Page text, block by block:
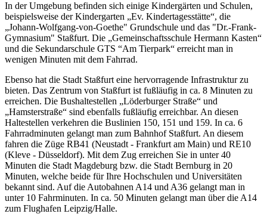
In der Umgebung befinden sich einige Kindergärten und Schulen,
beispielsweise der Kindergarten „Ev. Kindertagesstätte“, die
„Johann-Wolfgang-von-Goethe" Grundschule und das "Dr.-Frank-
Gymnasium" Staßfurt. Die „Gemeinschaftsschule Hermann Kasten“
und die Sekundarschule GTS “Am Tierpark“ erreicht man in
wenigen Minuten mit dem Fahrrad.
Ebenso hat die Stadt Staßfurt eine hervorragende Infrastruktur zu
bieten. Das Zentrum von Staßfurt ist fußläufig in ca. 8 Minuten zu
erreichen. Die Bushaltestellen „Löderburger Straße“ und
„Hamsterstraße“ sind ebenfalls fußläufig erreichbar. An diesen
Haltestellen verkehren die Buslinien 150, 151 und 159. In ca. 6
Fahrradminuten gelangt man zum Bahnhof Staßfurt. An diesem
fahren die Züge RB41 (Neustadt - Frankfurt am Main) und RE10
(Kleve - Düsseldorf). Mit dem Zug erreichen Sie in unter 40
Minuten die Stadt Magdeburg bzw. die Stadt Bernburg in 20
Minuten, welche beide für Ihre Hochschulen und Universitäten
bekannt sind. Auf die Autobahnen A14 und A36 gelangt man in
unter 10 Fahrminuten. In ca. 50 Minuten gelangt man über die A14
zum Flughafen Leipzig/Halle.